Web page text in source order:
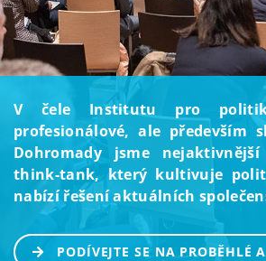
V čele Institutu pro
profesionálové, ale především
Dohromady jsme
think-tank, který kultivuje
nabízí řešení aktuálních
PODÍVEJTE SE NA PROBĚHLÉ